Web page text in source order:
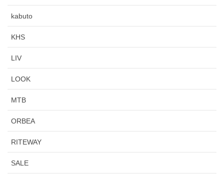
kabuto
KHS
LIV
LOOK
MTB
ORBEA
RITEWAY
SALE